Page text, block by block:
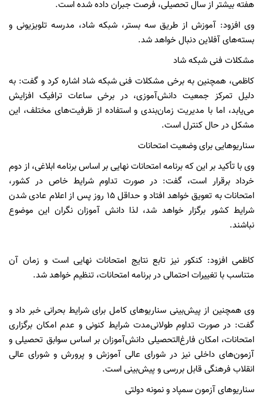
هفته بیشتر از سال تحصیلی، فرصت جبران داده شده است.
وی افزود: آموزش از طریق سه بستر، شبکه شاد، مدرسه تلویزیونی و
بسته‌های آفلاین دنبال خواهد شد.
مشکلات فنی شبکه شاد
کاظمی، همچنین به برخی مشکلات فنی شبکه شاد اشاره کرد و گفت: به
دلیل تمرکز جمعیت دانش‌آموزی، در برخی ساعات ترافیک افزایش
می‌یابد، اما با مدیریت زمان‌بندی و استفاده از ظرفیت‌های مختلف، این
مشکل در حال کنترل است.
سناریوهایی برای وضعیت امتحانات
وی با تأکید بر این که برنامه امتحانات نهایی بر اساس برنامه ابلاغی، از دوم
خرداد برقرار است، گفت: در صورت تداوم شرایط خاص در کشور،
امتحانات به تعویق خواهد افتاد و حداقل ۱۵ روز پس از اعلام عادی شدن
شرایط کشور برگزار خواهد شد، لذا دانش آموزان نگران این موضوع
نباشند.
کاظمی افزود: کنکور نیز تابع نتایج امتحانات نهایی است و زمان آن
متناسب با تغییرات احتمالی در برنامه امتحانات، تنظیم خواهد شد.
وی همچنین از پیش‌بینی سناریوهای کامل برای شرایط بحرانی خبر داد و
گفت: در صورت تداوم طولانی‌مدت شرایط کنونی و عدم امکان برگزاری
امتحانات، امکان فارغ‌التحصیلی دانش‌آموزان بر اساس سوابق تحصیلی و
آزمون‌های داخلی نیز در شورای عالی آموزش و پرورش و شورای عالی
انقلاب فرهنگی قابل بررسی و پیش‌بینی است.
سناریوهای آزمون سمپاد و نمونه دولتی